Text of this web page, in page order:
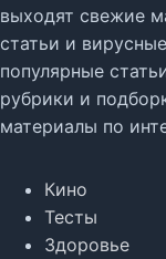
выходят свежие
статьи и
популярные
рубрики и
материалы по
Кино
Тесты
Здоровье